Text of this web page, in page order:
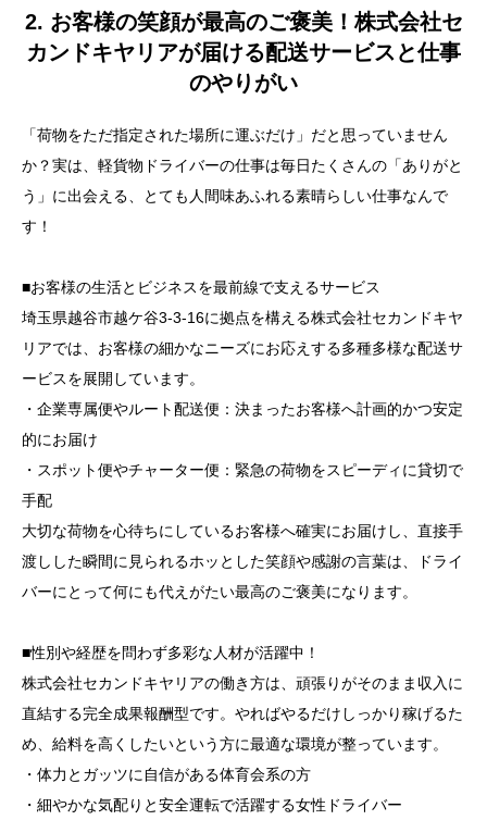
2. お客様の笑顔が最高のご褒美！株式会社セ
カンドキヤリアが届ける配送サービスと仕事
のやりがい
「荷物をただ指定された場所に運ぶだけ」だと思っていません
か？実は、軽貨物ドライバーの仕事は毎日たくさんの「ありがと
う」に出会える、とても人間味あふれる素晴らしい仕事なんで
す！
■お客様の生活とビジネスを最前線で支えるサービス
埼玉県越谷市越ケ谷3-3-16に拠点を構える株式会社セカンドキヤ
リアでは、お客様の細かなニーズにお応えする多種多様な配送サ
ービスを展開しています。
・企業専属便やルート配送便：決まったお客様へ計画的かつ安定
的にお届け
・スポット便やチャーター便：緊急の荷物をスピーディに貸切で
手配
大切な荷物を心待ちにしているお客様へ確実にお届けし、直接手
渡しした瞬間に見られるホッとした笑顔や感謝の言葉は、ドライ
バーにとって何にも代えがたい最高のご褒美になります。
■性別や経歴を問わず多彩な人材が活躍中！
株式会社セカンドキヤリアの働き方は、頑張りがそのまま収入に
直結する完全成果報酬型です。やればやるだけしっかり稼げるた
め、給料を高くしたいという方に最適な環境が整っています。
・体力とガッツに自信がある体育会系の方
・細やかな気配りと安全運転で活躍する女性ドライバー